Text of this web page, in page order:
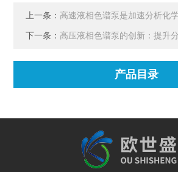
上一条： 高速液相色谱泵是加速分析化
下一条： 高压液相色谱泵的创新：提升
产品目录